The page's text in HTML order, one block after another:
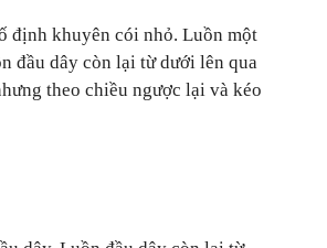
định khuyên cói nhỏ. Luồn một
đầu dây còn lại từ dưới lên qua
theo chiều ngược lại và kéo